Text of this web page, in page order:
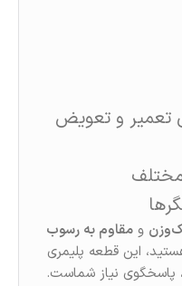
تعمیر و تعویض
و مقاوم به رسوب
این قطعه پلیمری
نیاز شماست.